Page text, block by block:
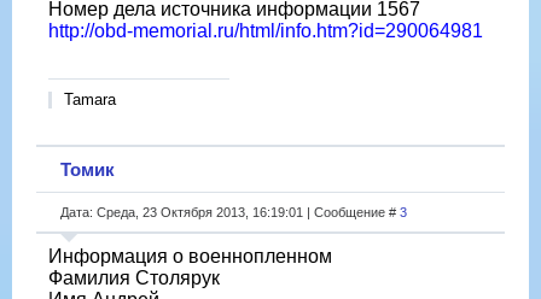
Номер дела источника информации 1567
http://obd-memorial.ru/html/info.htm?id=290064981
Tamara
Томик
Дата: Среда, 23 Октября 2013, 16:19:01 | Сообщение # 3
Информация о военнопленном
Фамилия Столярук